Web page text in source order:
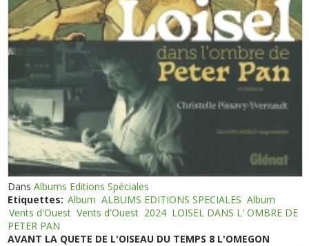
DansAlbums Editions Spéciales
Etiquettes: Album ALBUMS EDITIONS SPECIALES Album
Vents d'Ouest Vents d'Ouest 2024 LOISEL DANS L' OMBRE DE
PETER PAN
AVANT LA QUETE DE L'OISEAU DU TEMPS 8 L'OMEGON